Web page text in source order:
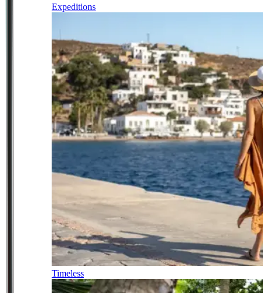
Expeditions
Timeless